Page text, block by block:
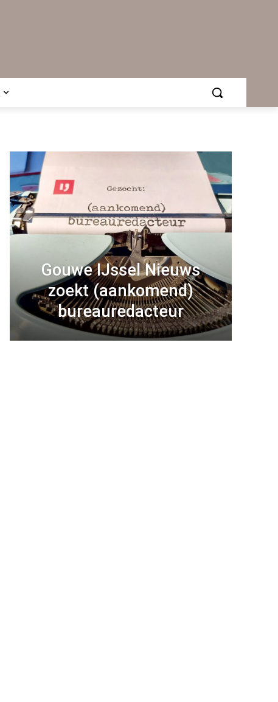
Gouwe IJssel Nieuws
zoekt (aankomend)
bureauredacteur